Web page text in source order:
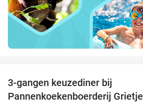
3-gangen keuzediner bij
Pannenkoekenboerderij Grietje